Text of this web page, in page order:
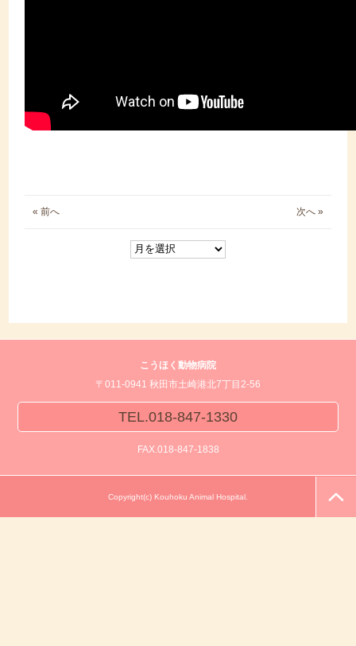
« 前へ 次へ »
こうほく動物病院
〒011-0941 秋田市土崎港北7丁目2-56
TEL.018-847-1330
FAX.018-847-1838
Copyright(c) Kouhoku Animal Hospital.